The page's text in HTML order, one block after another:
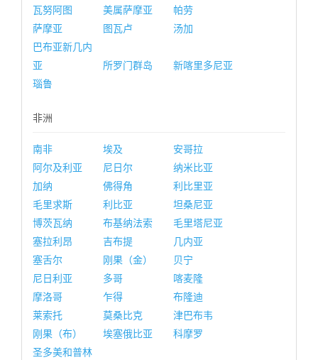
瓦努阿图
美属萨摩亚
帕劳
萨摩亚
图瓦卢
汤加
巴布亚新几内
亚
所罗门群岛
新喀里多尼亚
瑙鲁
非洲
南非 埃及
安哥拉
阿尔及利亚
尼日尔
纳米比亚
加纳
佛得角
利比里亚
毛里求斯
利比亚
坦桑尼亚
博茨瓦纳
布基纳法索
毛里塔尼亚
塞拉利昂
吉布提
几内亚
塞舌尔
刚果（金）
贝宁
尼日利亚
多哥
喀麦隆
摩洛哥
乍得
布隆迪
莱索托
莫桑比克
津巴布韦
刚果（布）
埃塞俄比亚
科摩罗
圣多美和普林